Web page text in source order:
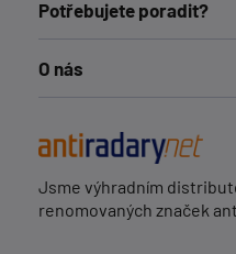
Potřebujete poradit?
O nás
Jsme výhradním
renomovaných značek